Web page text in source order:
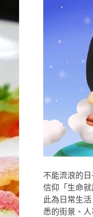
不能流浪的
信仰「生命
此為日常生
悉的街景、